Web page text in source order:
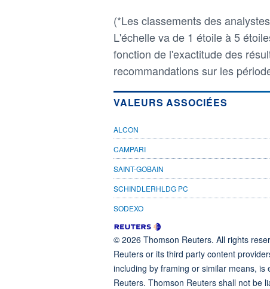
(*Les classements des
L'échelle va de 1 étoile à 5
fonction de l'exactitude des
recommandations sur les
VALEURS ASSOCIÉES
ALCON
CAMPARI
SAINT-GOBAIN
SCHINDLERHLDG PC
SODEXO
© 2026 Thomson Reuters. All rights
Reuters or its third party content
including by framing or similar means,
Reuters. Thomson Reuters shall not be